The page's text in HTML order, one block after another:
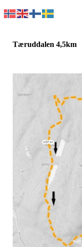
Tæruddalen 4,5km